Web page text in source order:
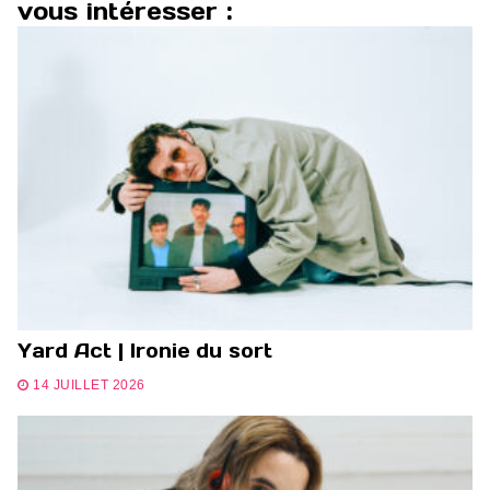
vous intéresser :
Yard Act | Ironie du sort
14 JUILLET 2026